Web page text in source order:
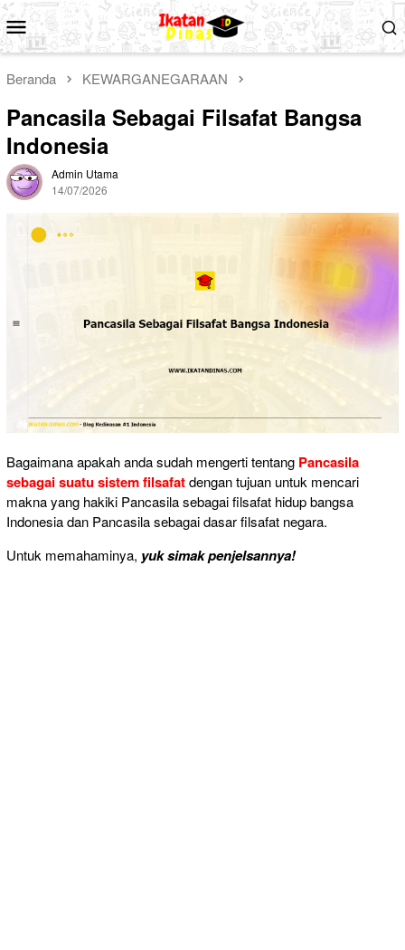
Loncat
ke
konten
Menu
Mobile
Beranda KEWARGANEGARAAN
Pancasila Sebagai Filsafat Bangsa
Indonesia
Admin Utama
14/07/2026
Bagaimana apakah anda sudah mengerti tentang Pancasila
sebagai suatu sistem filsafatdengan tujuan untuk mencari
makna yang hakiki Pancasila sebagai filsafat hidup bangsa
Indonesia dan Pancasila sebagai dasar filsafat negara.
Untuk memahaminya, yuk simak penjelsannya!